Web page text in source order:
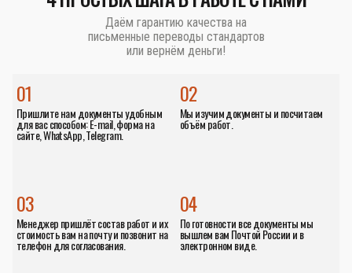
Даём гарантию качества на
письменные переводы стандартов
или вернём деньги!
01
Пришлите нам документы удобным
для вас способом: E-mail, форма на
сайте, WhatsApp, Telegram.
02
Мы изучим документы и посчитаем
объём работ.
04
По готовности все документы мы
вышлем вам Почтой России и в
электронном виде.
03
Менеджер пришлёт состав работ и их
стоимость вам на почту и позвонит на
телефон для согласования.